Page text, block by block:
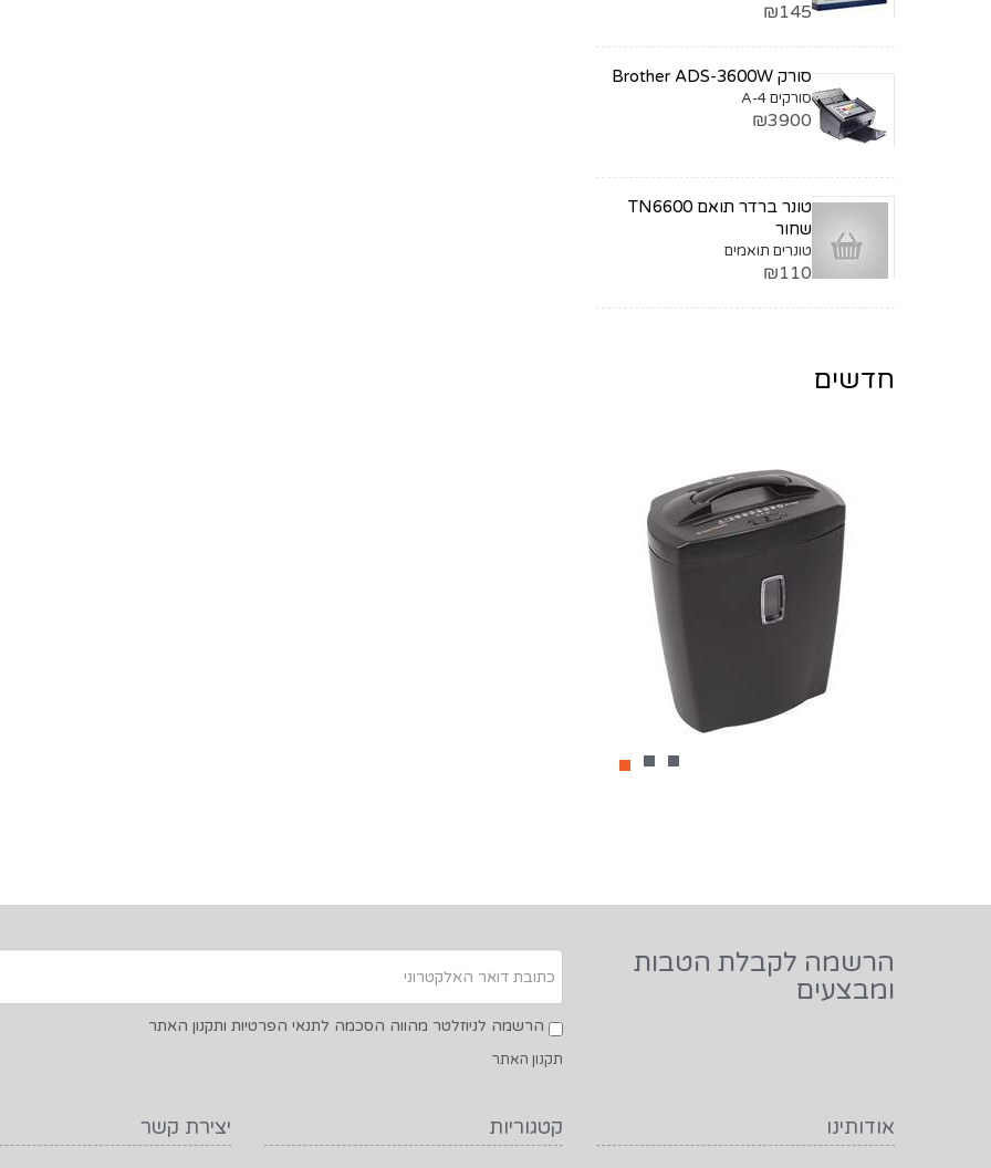
₪145
סורק Brother ADS-3600W
סורקים A-4
₪3900
טונר ברדר תואם TN6600
שחור
טונרים תואמים
₪110
חדשים
הרשמה לקבלת הטבות
ומבצעים
הרשמה לניוזלטר מהווה הסכמה לתנאי הפרטיות ותקנון האתר
תקנון האתר
אודותינו קטגוריות יצירת קשר